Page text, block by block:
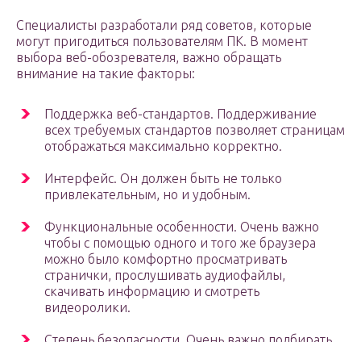
Специалисты разработали ряд советов, которые
могут пригодиться пользователям ПК. В момент
выбора веб-обозревателя, важно обращать
внимание на такие факторы:
Поддержка веб-стандартов. Поддерживание
всех требуемых стандартов позволяет страницам
отображаться максимально корректно.
Интерфейс. Он должен быть не только
привлекательным, но и удобным.
Функциональные особенности. Очень важно
чтобы с помощью одного и того же браузера
можно было комфортно просматривать
странички, прослушивать аудиофайлы,
скачивать информацию и смотреть
видеоролики.